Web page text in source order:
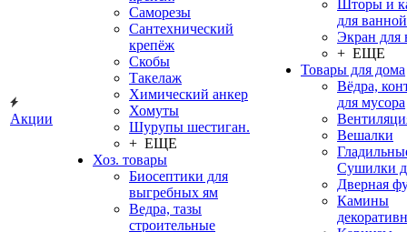
Акции
Саморезы
Сантехнический
крепёж
Скобы
Такелаж
Химический анкер
Хомуты
Шурупы шестиган.
+ ЕЩЕ
Хоз. товары
Биосептики для
выгребных ям
Ведра, тазы
строительные
Шторы и
для ванной
Экран для
+ ЕЩЕ
Товары для дома
Вёдра,
для мусора
Вешалки
Сушилки
Дверная
Камины